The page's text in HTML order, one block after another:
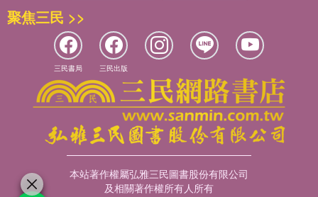
聚焦三民 >>
三民書局 三民出版
本站著作權屬弘雅三民圖書股份有限公司
及相關著作權所有人所有